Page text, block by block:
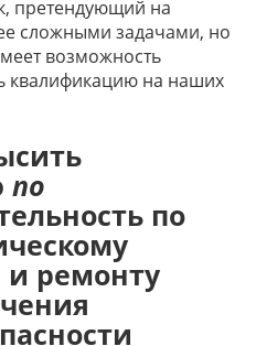
претендующий на
сложными задачами, но
возможность
квалификацию на наших
по
по
ремонту